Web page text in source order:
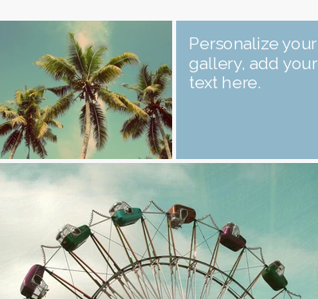
Personalize your
gallery, add your
text here.